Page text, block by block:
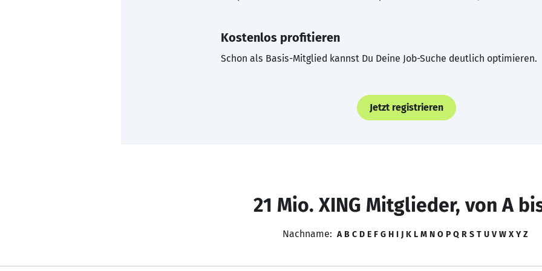
Kostenlos profitieren
Schon als Basis-Mitglied kannst Du Deine Job-Suche deutlich optimieren.
Jetzt registrieren
21 Mio. XING Mitglieder, von A
Nachname: A B C D E F G H I J K L M N O P Q R S T U V W X Y Z